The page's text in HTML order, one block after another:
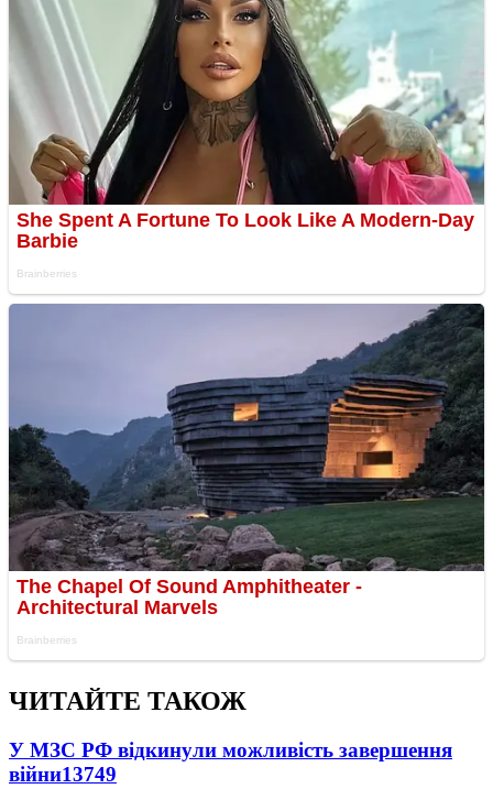
ЧИТАЙТЕ ТАКОЖ
У МЗС РФ відкинули можливість завершення
війни13749